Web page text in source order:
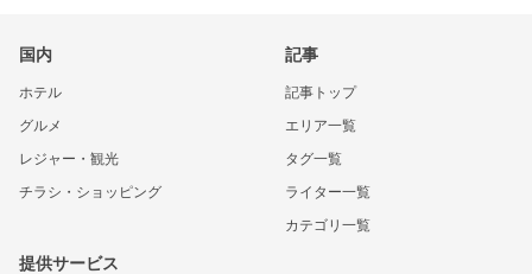
国内
ホテル
グルメ
レジャー・観光
チラシ・ショッピング
記事
記事トップ
エリア一覧
タグ一覧
ライター一覧
カテゴリ一覧
提供サービス